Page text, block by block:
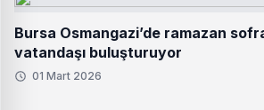
Bursa Osmangazi’de ramazan
vatandaşı buluşturuyor
01 Mart 2026